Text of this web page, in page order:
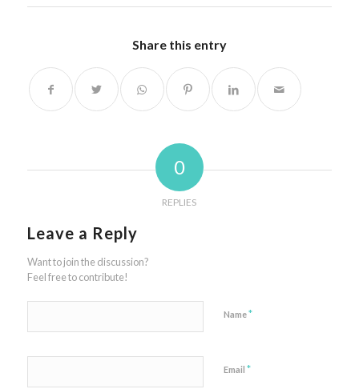
Share this entry
0
REPLIES
Leave a Reply
Want to join the discussion?
Feel free to contribute!
Name*
Email *